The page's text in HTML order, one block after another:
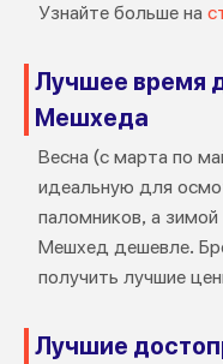
Узнайте больше на
Лучшее время
Мешхеда
Весна (с марта по
идеальную для
паломников, а
Мешхед дешевле.
получить лучшие
Лучшие